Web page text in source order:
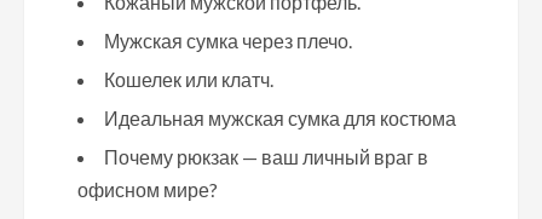
Мужская сумка через плечо.
Кошелек или клатч.
Идеальная мужская сумка для костюма
Почему рюкзак — ваш личный враг в
офисном мире?